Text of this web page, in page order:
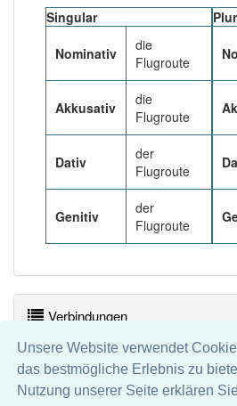
Unsere Website verwendet
das bestmögliche Erlebnis zu
Nutzung unserer Seite erklären
80% unserer Spielapp-Nutzer
korrekt erraten.
Singular
Nominativ
die
Flugroute
Akkusativ
die
Flugroute
Dativ
der
Flugroute
Genitiv
der
Flugroute
Verbindungen
Luftverkehr